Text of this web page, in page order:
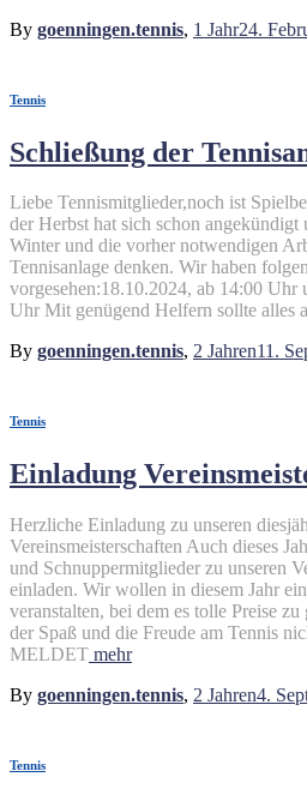
By goenningen.tennis, 1 Jahr24.
Tennis
Schließung der
Liebe Tennismitglieder,noch ist
der Herbst hat sich schon angekündigt
Winter und die vorher notwendigen
Tennisanlage denken. Wir haben
vorgesehen:18.10.2024, ab 14:00 Uhr
Uhr Mit genügend Helfern sollte alles
By goenningen.tennis, 2 Jahren11.
Tennis
Einladung
Herzliche Einladung zu unseren
Vereinsmeisterschaften Auch dieses
und Schnuppermitglieder zu unseren
einladen. Wir wollen in diesem Jahr
veranstalten, bei dem es tolle Preise
der Spaß und die Freude am Tennis
MELDET mehr
By goenningen.tennis, 2 Jahren4.
Tennis